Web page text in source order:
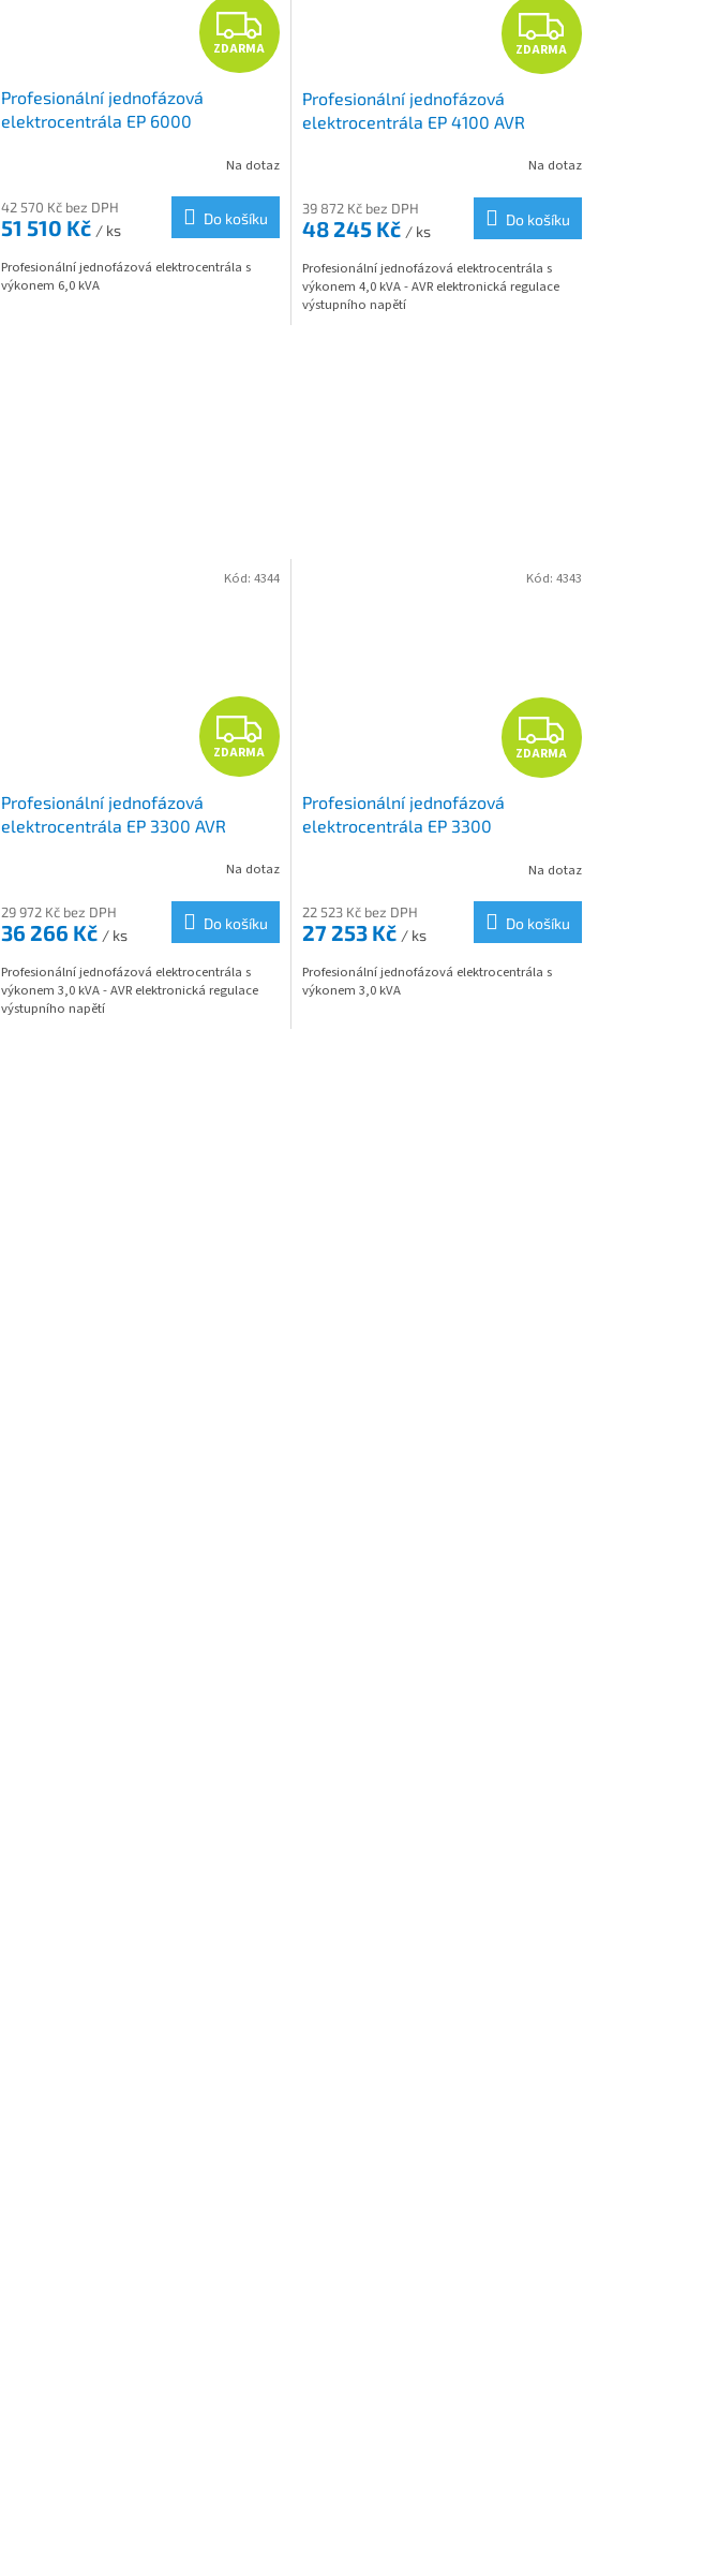
Z
D
R
M
A
ZDARMA
Profesionální jednofázová
elektrocentrála EP 6000
Na dotaz
42 570 Kč bez DPH
51 510 Kč / ks
Do košíku
Profesionální jednofázová elektrocentrála s
výkonem 6,0 kVA
Z
D
R
M
A
ZDARMA
Profesionální jednofázová
elektrocentrála EP 4100 AVR
Na dotaz
39 872 Kč bez DPH
48 245 Kč / ks
Do košíku
Profesionální jednofázová elektrocentrála s
výkonem 4,0 kVA - AVR elektronická regulace
výstupního napětí
Z
D
R
M
A
ZDARMA
Profesionální jednofázová
elektrocentrála EP 3300 AVR
Na dotaz
29 972 Kč bez DPH
36 266 Kč / ks
Do košíku
Profesionální jednofázová elektrocentrála s
výkonem 3,0 kVA - AVR elektronická regulace
výstupního napětí
Kód: 4344
Z
D
R
M
A
ZDARMA
Profesionální jednofázová
elektrocentrála EP 3300
Na dotaz
22 523 Kč bez DPH
27 253 Kč / ks
Do košíku
Profesionální jednofázová elektrocentrála s
výkonem 3,0 kVA
Kód: 4343